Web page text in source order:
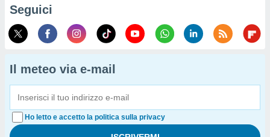
Seguici
Il meteo via e-mail
Ho letto e accetto la politica sulla privacy